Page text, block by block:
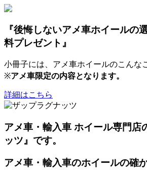
『後悔しないアメ車ホイールの
料プレゼント』
小冊子には、アメ車ホイールのこんな
※アメ車限定の内容となります。
詳細はこちら
アメ車・輸入車 ホイール専門店
ッツ』です。
アメ車・輸入車のホイールの確